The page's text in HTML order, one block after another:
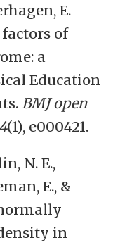
E.
of
a
Education
BMJ open
(1), e000421.
N. E.,
E., &
in